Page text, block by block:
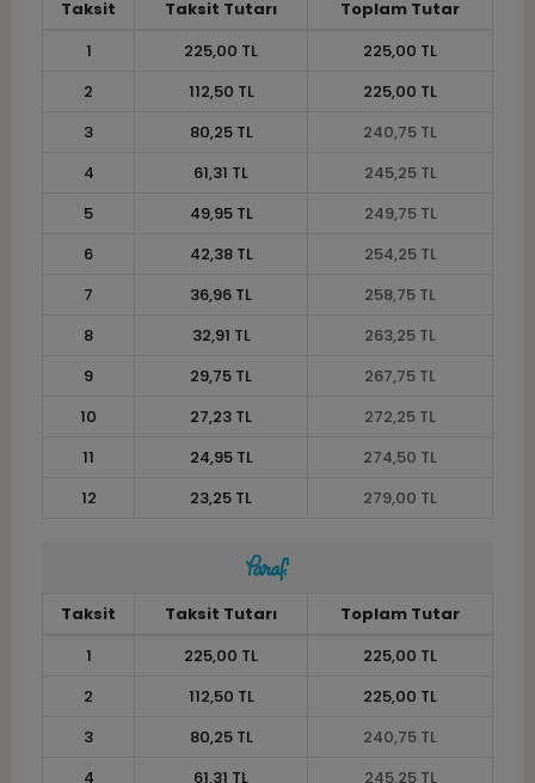
Taksit Taksit Tutarı
Toplam Tutar
1
225,00 TL
225,00 TL
2
112,50 TL
225,00 TL
3
80,25 TL
240,75 TL
4
61,31 TL
245,25 TL
5
49,95 TL
249,75 TL
6
42,38 TL
254,25 TL
7
36,96 TL
258,75 TL
8
32,91 TL
263,25 TL
9
29,75 TL
267,75 TL
10
27,23 TL
272,25 TL
11
24,95 TL
274,50 TL
12
23,25 TL 279,00 TL
Taksit Taksit Tutarı
Toplam Tutar
1
225,00 TL
225,00 TL
2
112,50 TL
225,00 TL
3
80,25 TL
240,75 TL
4
61,31 TL
245,25 TL